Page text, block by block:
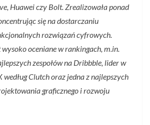
Huawei czy Bolt. Zrealizowała ponad
się na dostarczaniu
rozwiązań cyfrowych.
oceniane w rankingach, m.in.
zespołów na Dribbble, lider w
Clutch oraz jedna z najlepszych
graficznego i rozwoju